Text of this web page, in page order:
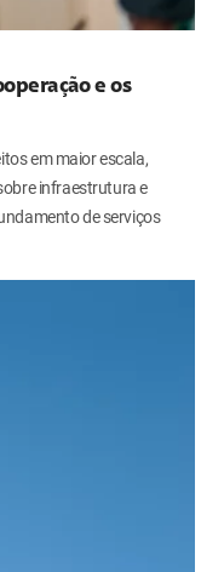
e os
em maior escala,
infraestrutura e
de serviços